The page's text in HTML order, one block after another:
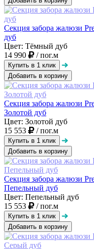
Секция забора жалюзи
дуб
Цвет: Тёмный дуб
14 990
/ пог.м
Добавить в корзину
Секция забора жалюзи
Золотой дуб
Цвет: Золотой дуб
15 553
/ пог.м
Добавить в корзину
Секция забора жалюзи
Пепельный дуб
Цвет: Пепельный дуб
15 553
/ пог.м
Добавить в корзину